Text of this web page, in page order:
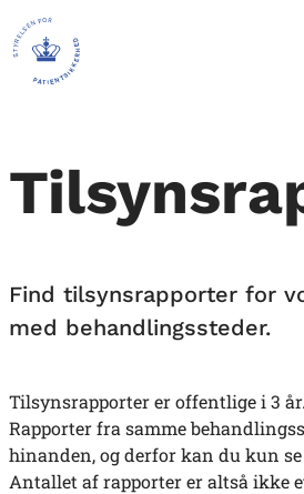
Find tilsynsrapporter for
med behandlingssteder.
Tilsynsrapporter er offentlige i 3
Rapporter fra samme
hinanden, og derfor kan du kun
Antallet af rapporter er altså ikke